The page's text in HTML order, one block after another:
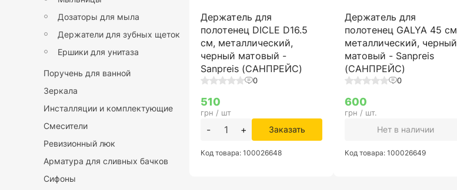
Дозаторы для мыла
Держатели для зубных щеток
Ершики для унитаза
Поручень для ванной
Зеркала
Инсталляции и комплектующие
Смесители
Ревизионный люк
Арматура для сливных бачков
Сифоны
Держатель для
полотенец DICLE D16.5
см, металлический,
черный матовый -
Sanpreis (САНПРЕЙС)
0
510
грн / шт
- + Заказать
Код товара: 100026648
Держатель для
полотенец GALYA 45 см
металлический, черный
матовый - Sanpreis
(САНПРЕЙС)
0
600
грн / шт.
Нет в наличии
Код товара: 100026649